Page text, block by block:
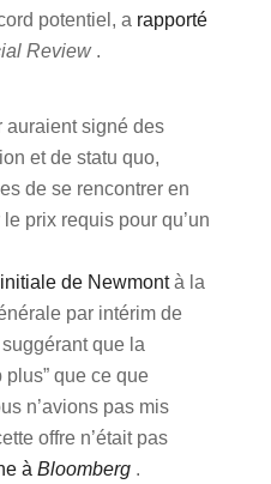
potentiel, a rapporté
Review .
auraient signé des
et de statu quo,
de se rencontrer en
prix requis pour qu’un
de Newmontà la
par intérim de
que la
que ce que
n’avions pas mis
offre n’était pas
à Bloomberg.